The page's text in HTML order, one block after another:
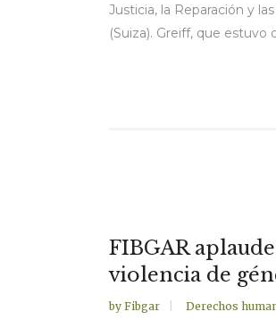
Justicia, la Reparación y
(Suiza). Greiff, que estuvo
FIBGAR
violencia de
by Fibgar Derechos